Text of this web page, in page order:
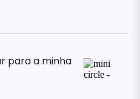
para a minha